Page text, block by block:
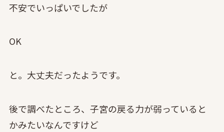
不安でいっぱいでしたが
OK
と。大丈夫だったようです。
後で調べたところ、子宮の戻る力が弱っていると
かみたいなんですけど